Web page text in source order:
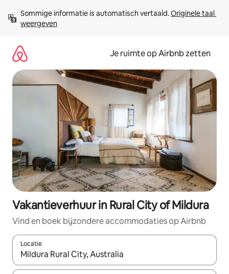
direct
naar
Sommige informatie is automatisch vertaald. Originele taal
weergeven
Je ruimte op Airbnb zetten
Vakantieverhuur in Rural City of Mildura
Vind en boek bijzondere accommodaties op Airbnb
Locatie
Wanneer er suggesties beschikbaar zijn, maak je een keuze